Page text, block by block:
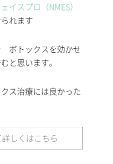
イスプロ（NMES）
れます
ボトックスを効かせ
と思います。
ス治療には良かった
しくはこちら